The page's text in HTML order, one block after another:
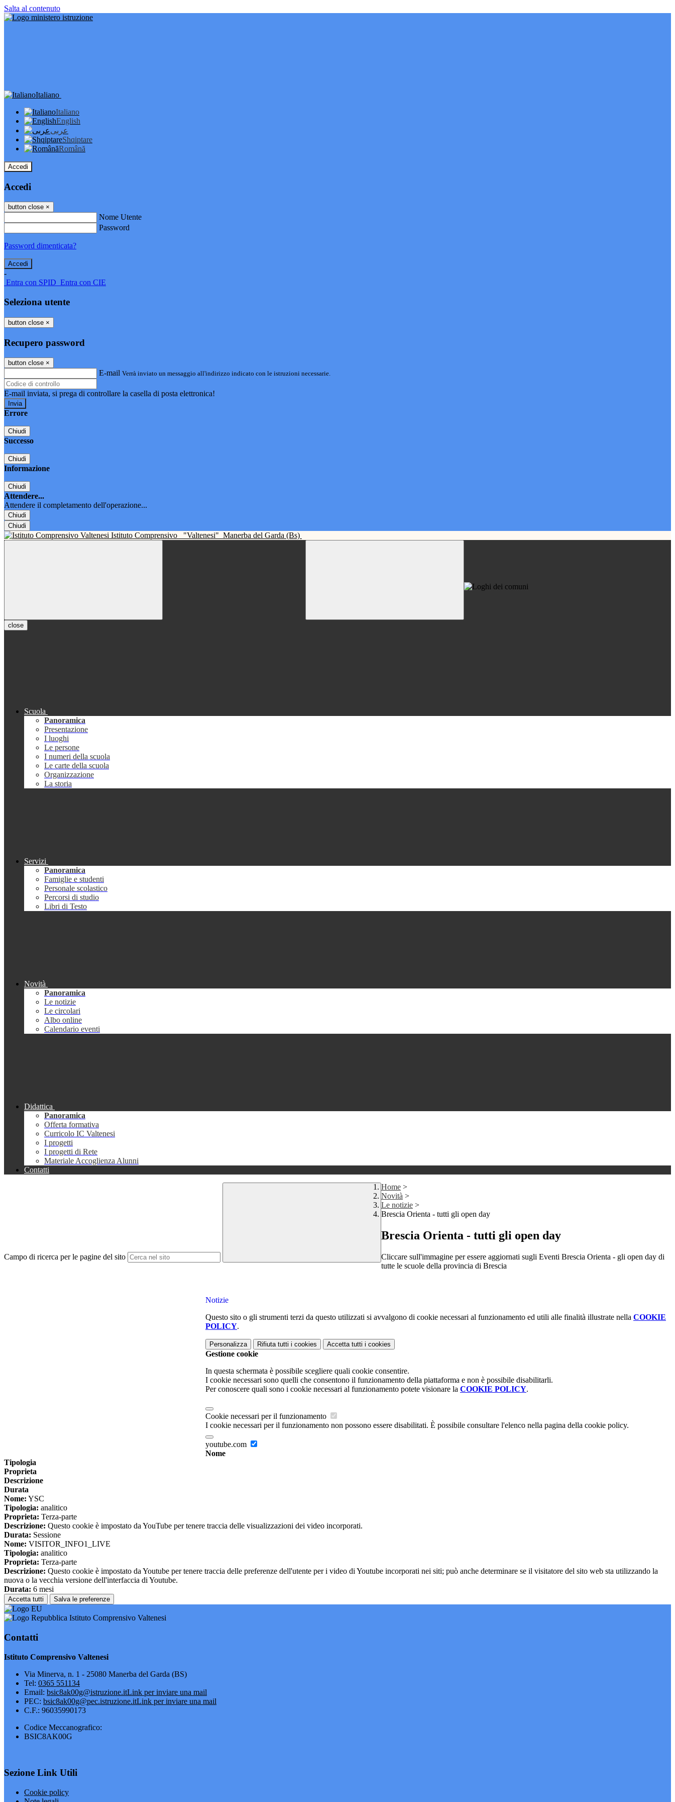
Salta al contenuto
Italiano
Italiano
English
عربى
Shqiptare
Română
Accedi
Accedi
button close ×
Nome Utente
Password
Password dimenticata?
-
Entra con SPID Entra con CIE
Seleziona utente
button close ×
Recupero password
button close ×
E-mail Verrà inviato un messaggio all'indirizzo indicato con le istruzioni necessarie.
E-mail inviata, si prega di controllare la casella di posta elettronica!
Errore
Chiudi
Successo
Chiudi
Informazione
Chiudi
Attendere...
Attendere il completamento dell'operazione...
Chiudi
Chiudi
Istituto Comprensivo "Valtenesi" Manerba del Garda (Bs)
close
Scuola
Panoramica
Presentazione
I luoghi
Le persone
I numeri della scuola
Le carte della scuola
Organizzazione
La storia
Servizi
Panoramica
Famiglie e studenti
Personale scolastico
Percorsi di studio
Libri di Testo
Novità
Panoramica
Le notizie
Le circolari
Albo online
Calendario eventi
Didattica
Panoramica
Offerta formativa
Curricolo IC Valtenesi
I progetti
I progetti di Rete
Materiale Accoglienza Alunni
Contatti
Campo di ricerca per le pagine del sito
Home >
Novità >
Le notizie >
Brescia Orienta - tutti gli open day
Brescia Orienta - tutti gli open day
Cliccare sull'immagine per essere aggiornati sugli Eventi Brescia Orienta - gli open day di
tutte le scuole della provincia di Brescia
Notizie
Questo sito o gli strumenti terzi da questo utilizzati si avvalgono di cookie necessari al funzionamento ed utili alle finalità illustrate nella COOKIE
POLICY.
Personalizza Rifiuta tutti i cookies Accetta tutti i cookies
Gestione cookie
In questa schermata è possibile scegliere quali cookie consentire.
I cookie necessari sono quelli che consentono il funzionamento della piattaforma e non è possibile disabilitarli.
Per conoscere quali sono i cookie necessari al funzionamento potete visionare la COOKIE POLICY.
Cookie necessari per il funzionamento
I cookie necessari per il funzionamento non possono essere disabilitati. È possibile consultare l'elenco nella pagina della cookie policy.
youtube.com
Nome
Tipologia
Proprieta
Descrizione
Durata
Nome: YSC
Tipologia: analitico
Proprieta: Terza-parte
Descrizione: Questo cookie è impostato da YouTube per tenere traccia delle visualizzazioni dei video incorporati.
Durata: Sessione
Nome: VISITOR_INFO1_LIVE
Tipologia: analitico
Proprieta: Terza-parte
Descrizione: Questo cookie è impostato da Youtube per tenere traccia delle preferenze dell'utente per i video di Youtube incorporati nei siti; può anche determinare se il visitatore del sito web sta utilizzando la
nuova o la vecchia versione dell'interfaccia di Youtube.
Durata: 6 mesi
Accetta tutti Salva le preferenze
Istituto Comprensivo Valtenesi
Contatti
Istituto Comprensivo Valtenesi
Via Minerva, n. 1 - 25080 Manerba del Garda (BS)
Tel: 0365 551134
Email: bsic8ak00g@istruzione.itLink per inviare una mail
PEC: bsic8ak00g@pec.istruzione.itLink per inviare una mail
C.F.: 96035990173
Codice Meccanografico:
BSIC8AK00G
Sezione Link Utili
Cookie policy